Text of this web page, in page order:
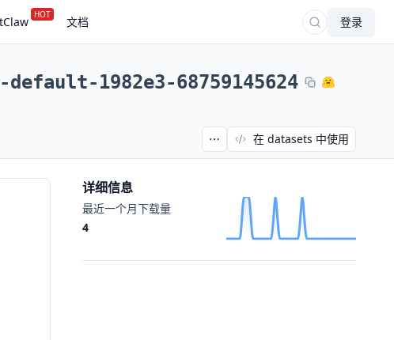
HOT 文档 登录
1982e3-68759145624
在 datasets 中使用
详细信息
最近一个月下载量
4